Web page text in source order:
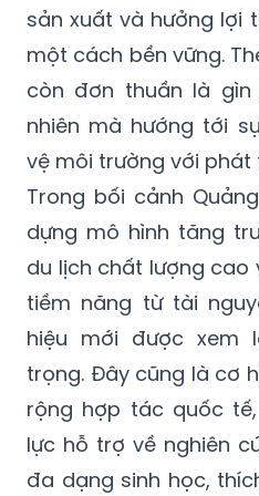
sản xuất và hưởng lợi
một cách bền vững.
còn đơn thuần là gìn
nhiên mà hướng tới
vệ môi trường với phát
Trong bối cảnh
dựng mô hình tăng
du lịch chất lượng cao
tiềm năng từ tài
hiệu mới được xem
trọng. Đây cũng là cơ
rộng hợp tác quốc
lực hỗ trợ về nghiên
đa dạng sinh học,